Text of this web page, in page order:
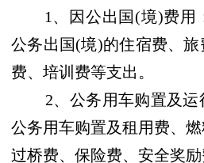
1、因公出国(境)费用
公务出国(境)的住宿费、
费、培训费等支出。
2、公务用车购置及
公务用车购置及租用费、
过桥费、保险费、安全奖励